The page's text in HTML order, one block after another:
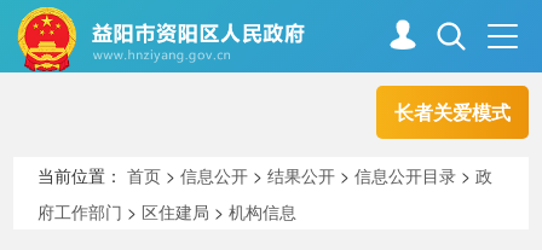
长者关爱模式
走进资阳
当前位置：首页 >信息公开 >结果公开 >信息公开目录 >政
府工作部门 > 区住建局 >机构信息